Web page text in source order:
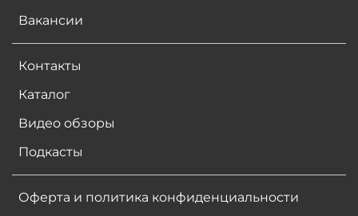
Вакансии
Контакты
Каталог
Видео обзоры
Подкасты
Оферта и политика конфиденциальности